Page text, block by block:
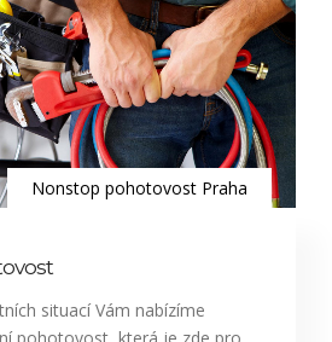
Nonstop pohotovost Praha
situací Vám nabízíme